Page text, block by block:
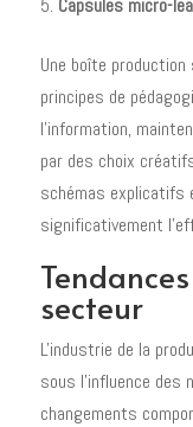
Capsules micro-
Une boîte
principes de
l'information,
par des choix
schémas explicatifs
significativement
secteur
L'industrie de la
sous l'influence des
changements